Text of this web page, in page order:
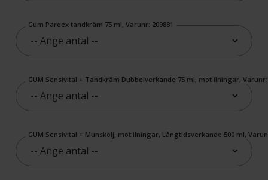
Gum Paroex tandkräm 75 ml, Varunr: 209881
GUM Sensivital + Tandkräm Dubbelverkande 75 ml, mot ilningar, Varunr:
GUM Sensivital + Munskölj, mot ilningar, Långtidsverkande 500 ml,